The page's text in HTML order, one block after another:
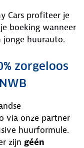
Cars profiteer je
boeking wanneer
huurauto.
zorgeloos
via onze partner
huurformule.
zijn géén